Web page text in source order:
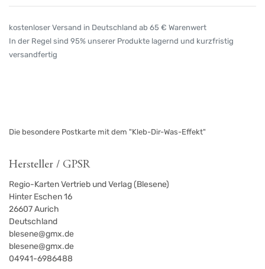
kostenloser Versand in Deutschland ab 65 € Warenwert
In der Regel sind 95% unserer Produkte lagernd und kurzfristig
versandfertig
Die besondere Postkarte mit dem "Kleb-Dir-Was-Effekt"
Hersteller / GPSR
Regio-Karten Vertrieb und Verlag (Blesene)
Hinter Eschen 16
26607Aurich
Deutschland
blesene@gmx.de
blesene@gmx.de
04941-6986488